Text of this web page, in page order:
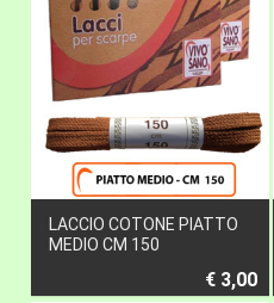
LACCIO COTONE PIATTO
MEDIO CM 150
€ 3,00